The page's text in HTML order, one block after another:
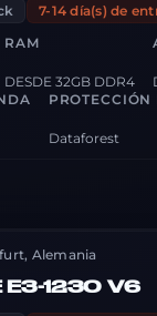
7-14 día(s) de
RAM
DESDE 32GB DDR4
PROTECCIÓN
Dataforest
Alemania
E3-1230 V6